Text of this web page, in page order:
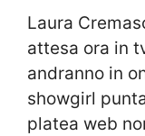
Laura
attesa ora in
andranno in
showgirl
platea web